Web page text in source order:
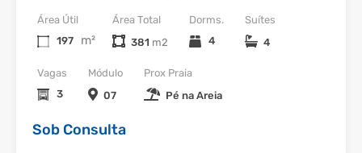
Dorms.
4
Área Útil
197
m²
Vagas
3
Área Total
381
Suítes
4
Módulo
07
Prox Praia
Pé na Areia
Sob Consulta